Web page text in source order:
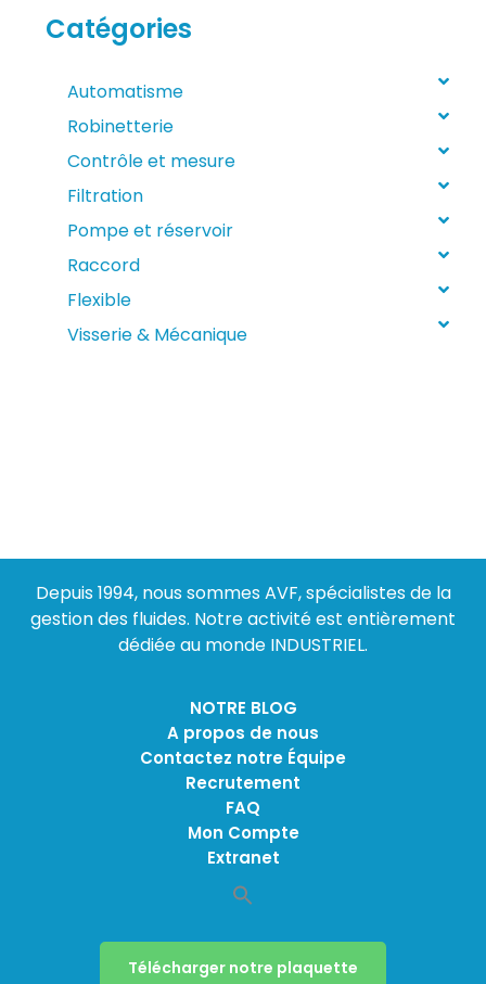
Catégories
Automatisme
Robinetterie
Contrôle et mesure
Filtration
Pompe et réservoir
Raccord
Flexible
Visserie & Mécanique
Depuis 1994, nous sommes AVF, spécialistes de la
gestion des fluides. Notre activité est entièrement
dédiée au monde INDUSTRIEL.
NOTRE BLOG
A propos de nous
Contactez notre Équipe
Recrutement
FAQ
Mon Compte
Extranet
Télécharger notre plaquette